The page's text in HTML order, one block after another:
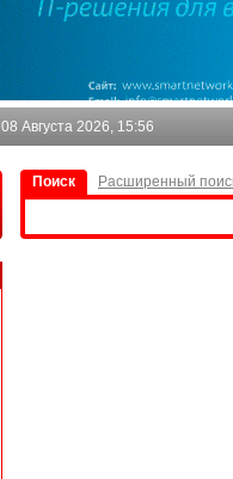
08 Августа 2026, 15:56
Поиск Расширенный